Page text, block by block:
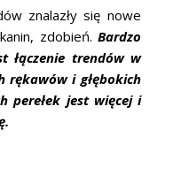
znalazły się nowe
zdobień. Bardzo
łączenie trendów w
rękawów i głębokich
perełek jest więcej i